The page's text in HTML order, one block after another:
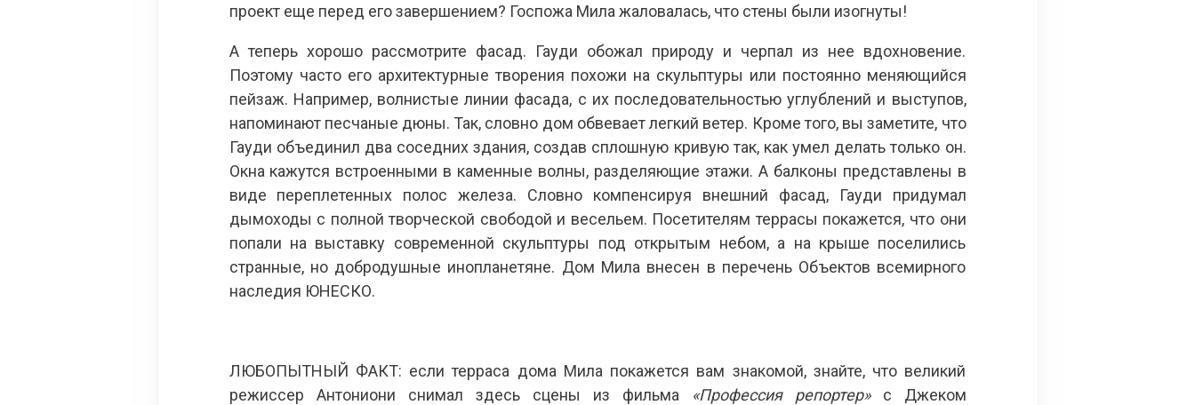
проект еще перед его завершением? Госпожа Мила жаловалась, что стены были изогнуты!
А теперь хорошо рассмотрите фасад. Гауди обожал природу и черпал из нее вдохновение.
Поэтому часто его архитектурные творения похожи на скульптуры или постоянно меняющийся
пейзаж. Например, волнистые линии фасада, с их последовательностью углублений и выступов,
напоминают песчаные дюны. Так, словно дом обвевает легкий ветер. Кроме того, вы заметите, что
Гауди объединил два соседних здания, создав сплошную кривую так, как умел делать только он.
Окна кажутся встроенными в каменные волны, разделяющие этажи. А балконы представлены в
виде переплетенных полос железа. Словно компенсируя внешний фасад, Гауди придумал
дымоходы с полной творческой свободой и весельем. Посетителям террасы покажется, что они
попали на выставку современной скульптуры под открытым небом, а на крыше поселились
странные, но добродушные инопланетяне. Дом Мила внесен в перечень Объектов всемирного
наследия ЮНЕСКО.
ЛЮБОПЫТНЫЙ ФАКТ: если терраса дома Мила покажется вам знакомой, знайте, что великий
режиссер Антониони снимал здесь сцены из фильма
«Профессия репортер»с Джеком